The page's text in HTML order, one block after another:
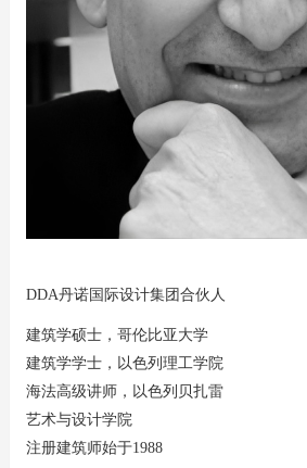
DDA丹诺国际设计集团合伙人
建筑学硕士，哥伦比亚大学
建筑学学士，以色列理工学院
海法高级讲师，以色列贝扎雷
艺术与设计学院
注册建筑师始于1988